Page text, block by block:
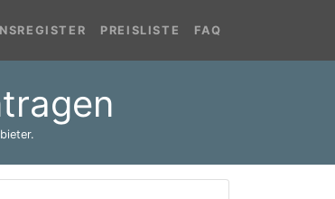
PREISLISTE FAQ